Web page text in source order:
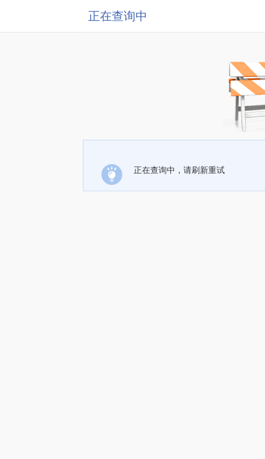
正在查询中
正在查询中，请刷新重试